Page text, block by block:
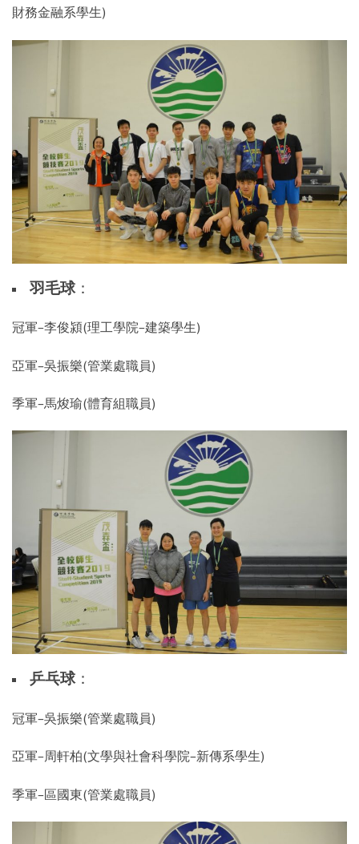
財務金融系學生)
羽毛球：
冠軍–李俊潁(理工學院–建築學生)
亞軍–吳振樂(管業處職員)
季軍–馬焌瑜(體育組職員)
乒乓球：
冠軍–吳振樂(管業處職員)
亞軍–周軒柏(文學與社會科學院–新傳系學生)
季軍–區國東(管業處職員)